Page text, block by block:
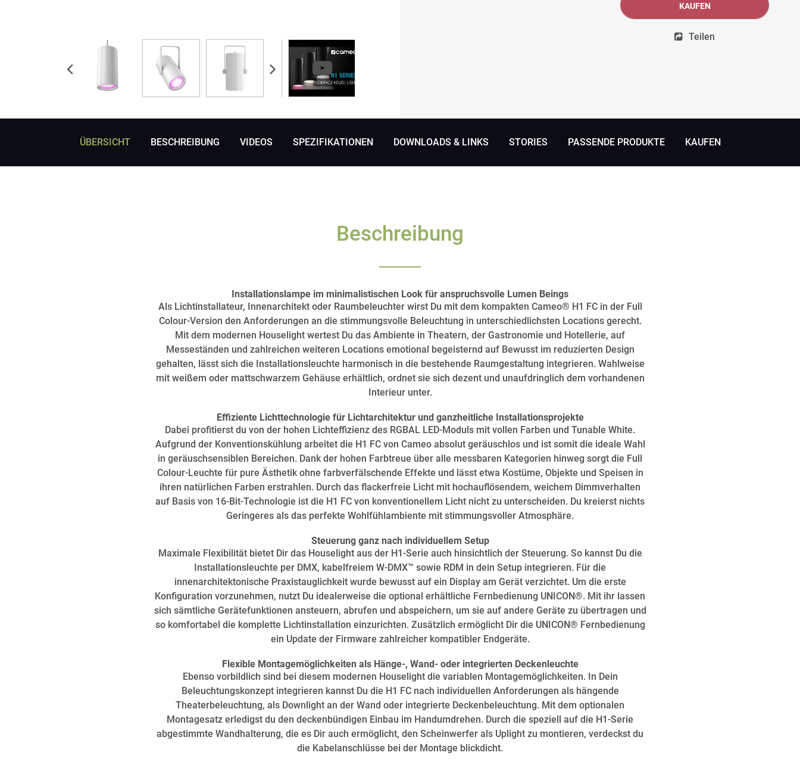
KAUFEN
Teilen
ÜBERSICHT BESCHREIBUNG VIDEOS SPEZIFIKATIONEN DOWNLOADS & LINKS STORIES PASSENDE PRODUKTE KAUFEN
Beschreibung
Installationslampe im minimalistischen Look für anspruchsvolle Lumen Beings
Als Lichtinstallateur, Innenarchitekt oder Raumbeleuchter wirst Du mit dem kompakten Cameo® H1 FC in der Full
Colour-Version den Anforderungen an die stimmungsvolle Beleuchtung in unterschiedlichsten Locations gerecht.
Mit dem modernen Houselight wertest Du das Ambiente in Theatern, der Gastronomie und Hotellerie, auf
Messeständen und zahlreichen weiteren Locations emotional begeisternd auf Bewusst im reduzierten Design
gehalten, lässt sich die Installationsleuchte harmonisch in die bestehende Raumgestaltung integrieren. Wahlweise
mit weißem oder mattschwarzem Gehäuse erhältlich, ordnet sie sich dezent und unaufdringlich dem vorhandenen
Interieur unter.
Effiziente Lichttechnologie für Lichtarchitektur und ganzheitliche Installationsprojekte
Dabei profitierst du von der hohen Lichteffizienz des RGBAL LED-Moduls mit vollen Farben und Tunable White.
Aufgrund der Konventionskühlung arbeitet die H1 FC von Cameo absolut geräuschlos und ist somit die ideale Wahl
in geräuschsensiblen Bereichen. Dank der hohen Farbtreue über alle messbaren Kategorien hinweg sorgt die Full
Colour-Leuchte für pure Ästhetik ohne farbverfälschende Effekte und lässt etwa Kostüme, Objekte und Speisen in
ihren natürlichen Farben erstrahlen. Durch das flackerfreie Licht mit hochauflösendem, weichem Dimmverhalten
auf Basis von 16-Bit-Technologie ist die H1 FC von konventionellem Licht nicht zu unterscheiden. Du kreierst nichts
Geringeres als das perfekte Wohlfühlambiente mit stimmungsvoller Atmosphäre.
Steuerung ganz nach individuellem Setup
Maximale Flexibilität bietet Dir das Houselight aus der H1-Serie auch hinsichtlich der Steuerung. So kannst Du die
Installationsleuchte per DMX, kabelfreiem W-DMX™ sowie RDM in dein Setup integrieren. Für die
innenarchitektonische Praxistauglichkeit wurde bewusst auf ein Display am Gerät verzichtet. Um die erste
Konfiguration vorzunehmen, nutzt Du idealerweise die optional erhältliche Fernbedienung UNICON®. Mit ihr lassen
sich sämtliche Gerätefunktionen ansteuern, abrufen und abspeichern, um sie auf andere Geräte zu übertragen und
so komfortabel die komplette Lichtinstallation einzurichten. Zusätzlich ermöglicht Dir die UNICON® Fernbedienung
ein Update der Firmware zahlreicher kompatibler Endgeräte.
Flexible Montagemöglichkeiten als Hänge-, Wand- oder integrierten Deckenleuchte
Ebenso vorbildlich sind bei diesem modernen Houselight die variablen Montagemöglichkeiten. In Dein
Beleuchtungskonzept integrieren kannst Du die H1 FC nach individuellen Anforderungen als hängende
Theaterbeleuchtung, als Downlight an der Wand oder integrierte Deckenbeleuchtung. Mit dem optionalen
Montagesatz erledigst du den deckenbündigen Einbau im Handumdrehen. Durch die speziell auf die H1-Serie
abgestimmte Wandhalterung, die es Dir auch ermöglicht, den Scheinwerfer als Uplight zu montieren, verdeckst du
die Kabelanschlüsse bei der Montage blickdicht.